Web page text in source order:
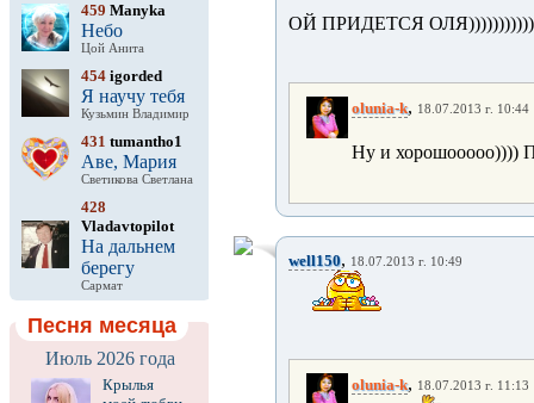
459 Manyka
Небо
Цой Анита
454 igorded
Я научу тебя
Кузьмин Владимир
431 tumantho1
Аве, Мария
Светикова Светлана
428
Vladavtopilot
На дальнем
берегу
Сармат
Песня месяца
Июль 2026 года
Крылья
ОЙ ПРИДЕТСЯ
olunia-k, 18.07.2013 г. 10:44
Ну и хорошооооо))))
well150, 18.07.2013 г. 10:49
olunia-k, 18.07.2013 г. 11:13